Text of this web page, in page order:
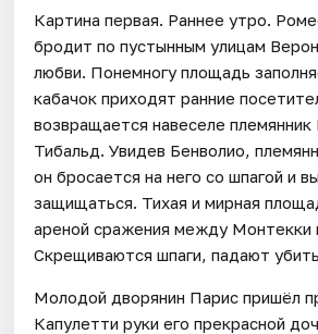
Картина первая. Раннее утро.
бродит по пустынным улицам
любви. Понемногу площадь
кабачок приходят ранние
возвращается навеселе
Тибальд. Увидев Бенволио,
он бросается на него со шпагой и
защищаться. Тихая и мирная
ареной сражения между Монтекки
Скрещиваются шпаги, падают
Молодой дворянин Парис пришёл
Капулетти руки его прекрасной